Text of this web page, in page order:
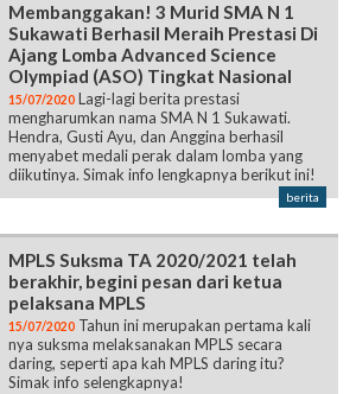
Membanggakan! 3 Murid SMA N 1
Sukawati Berhasil Meraih Prestasi Di
Ajang Lomba Advanced Science
Olympiad (ASO) Tingkat Nasional
15/07/2020 Lagi-lagi berita prestasi
mengharumkan nama SMA N 1 Sukawati.
Hendra, Gusti Ayu, dan Anggina berhasil
menyabet medali perak dalam lomba yang
diikutinya. Simak info lengkapnya berikut ini!
berita
MPLS Suksma TA 2020/2021 telah
berakhir, begini pesan dari ketua
pelaksana MPLS
15/07/2020 Tahun ini merupakan pertama kali
nya suksma melaksanakan MPLS secara
daring, seperti apa kah MPLS daring itu?
Simak info selengkapnya!